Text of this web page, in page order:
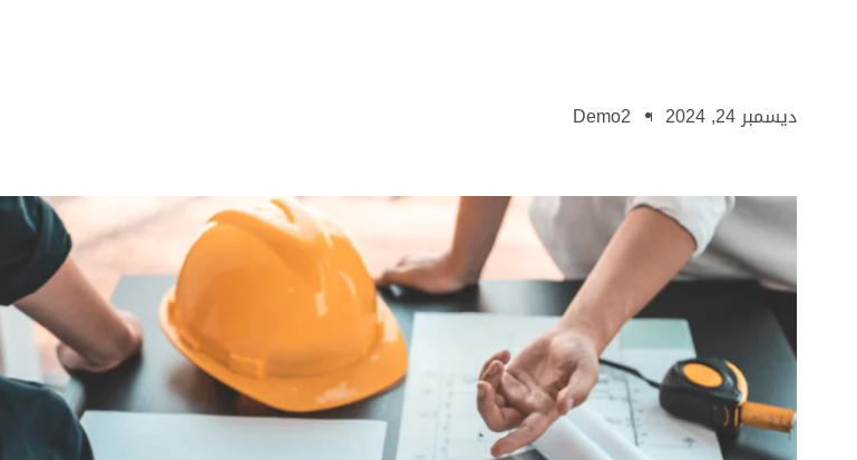
ديسمبر 24, 2024 Demo2